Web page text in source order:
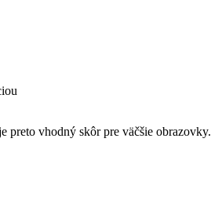
vhodný skôr pre väčšie obrazovky.